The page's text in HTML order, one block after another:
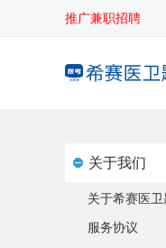
推广兼职招聘
关于我们
关于希赛医
服务协议